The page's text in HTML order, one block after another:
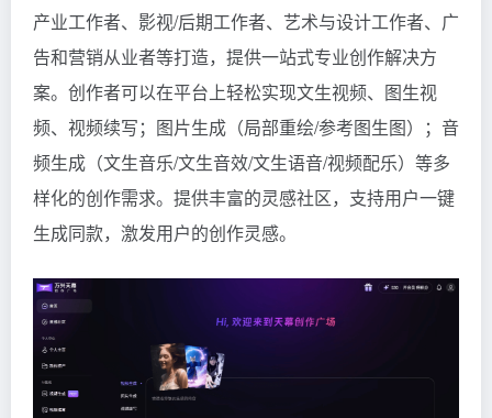
产业工作者、影视/后期工作者、艺术与设计工作者、广
告和营销从业者等打造，提供一站式专业创作解决方
案。创作者可以在平台上轻松实现文生视频、图生视
频、视频续写；图片生成（局部重绘/参考图生图）；音
频生成（文生音乐/文生音效/文生语音/视频配乐）等多
样化的创作需求。提供丰富的灵感社区，支持用户一键
生成同款，激发用户的创作灵感。